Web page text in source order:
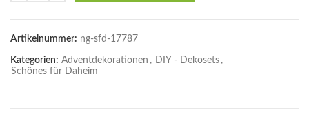
Artikelnummer: ng-sfd-17787
Kategorien: Adventdekorationen , DIY - Dekosets ,
Schönes für Daheim